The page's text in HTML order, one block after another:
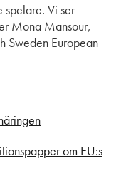
spelare. Vi ser
Mona Mansour,
Sweden European
om EU:s